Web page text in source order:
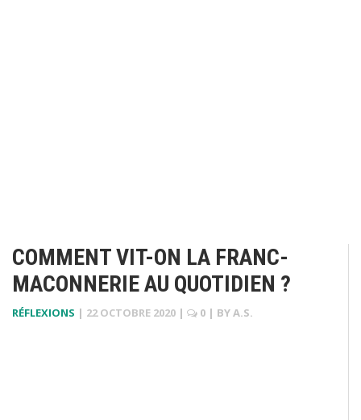
COMMENT VIT-ON LA FRANC-
MACONNERIE AU QUOTIDIEN ?
RÉFLEXIONS | 22 OCTOBRE 2020 | 0 | BYA.S.